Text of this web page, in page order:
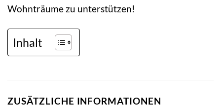
Wohnträume zu unterstützen!
Inhalt
ZUSÄTZLICHE INFORMATIONEN